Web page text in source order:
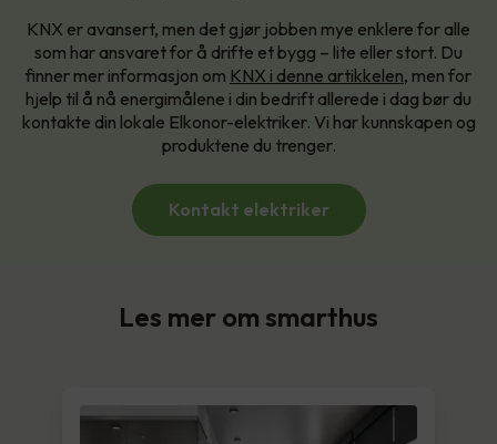
KNX er avansert, men det gjør jobben mye enklere for alle
som har ansvaret for å drifte et bygg – lite eller stort. Du
finner mer informasjon om KNX i denne artikkelen, men for
hjelp til å nå energimålene i din bedrift allerede i dag bør du
kontakte din lokale Elkonor-elektriker. Vi har kunnskapen og
produktene du trenger.
Kontakt elektriker
Les mer om smarthus